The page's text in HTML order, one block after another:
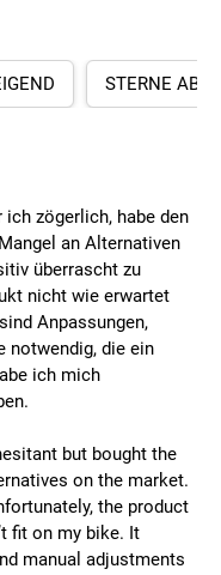
STERNE
ich zögerlich, habe den
an Alternativen
überrascht zu
nicht wie erwartet
Anpassungen,
notwendig, die ein
ich mich
but bought the
on the market.
the product
fit on my bike. It
manual adjustments